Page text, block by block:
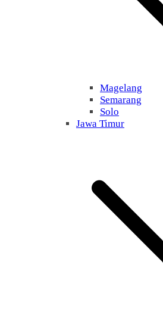
Magelang
Semarang
Solo
Jawa Timur